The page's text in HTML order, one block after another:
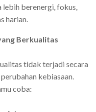
berenergi, fokus,
harian.
Berkualitas
tidak terjadi secara
kebiasaan.
coba: